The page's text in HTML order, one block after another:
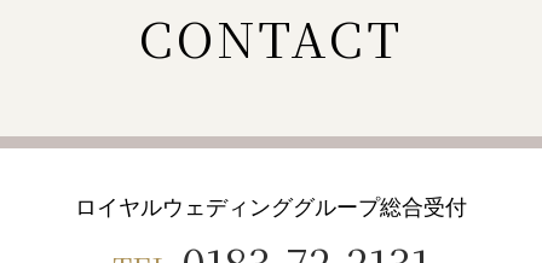
ービスを確実に遂行するため
に、お客様のご希望に応じた適切なサービスを提供するため
統計的に処理を行ない、お客様個人を特定するためには一切利
CONTACT
ロイヤルウェディンググループ総合受付